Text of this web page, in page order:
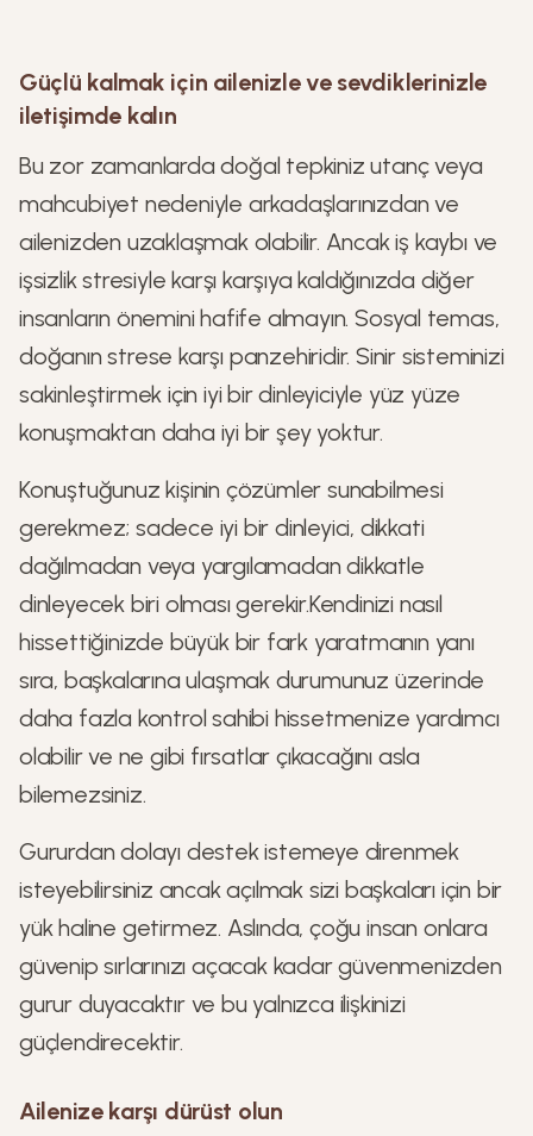
Güçlü kalmak için ailenizle ve sevdiklerinizle
iletişimde kalın
Bu zor zamanlarda doğal tepkiniz utanç veya
mahcubiyet nedeniyle arkadaşlarınızdan ve
ailenizden uzaklaşmak olabilir. Ancak iş kaybı ve
işsizlik stresiyle karşı karşıya kaldığınızda diğer
insanların önemini hafife almayın. Sosyal temas,
doğanın strese karşı panzehiridir. Sinir sisteminizi
sakinleştirmek için iyi bir dinleyiciyle yüz yüze
konuşmaktan daha iyi bir şey yoktur.
Konuştuğunuz kişinin çözümler sunabilmesi
gerekmez; sadece iyi bir dinleyici, dikkati
dağılmadan veya yargılamadan dikkatle
dinleyecek biri olması gerekir.Kendinizi nasıl
hissettiğinizde büyük bir fark yaratmanın yanı
sıra, başkalarına ulaşmak durumunuz üzerinde
daha fazla kontrol sahibi hissetmenize yardımcı
olabilir ve ne gibi fırsatlar çıkacağını asla
bilemezsiniz.
Gururdan dolayı destek istemeye direnmek
isteyebilirsiniz ancak açılmak sizi başkaları için bir
yük haline getirmez. Aslında, çoğu insan onlara
güvenip sırlarınızı açacak kadar güvenmenizden
gurur duyacaktır ve bu yalnızca ilişkinizi
güçlendirecektir.
Ailenize karşı dürüst olun